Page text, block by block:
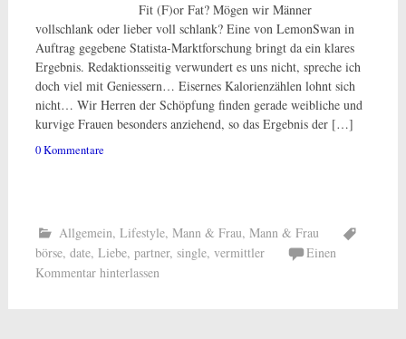
Fit (F)or Fat? Mögen wir Männer
vollschlank oder lieber voll schlank? Eine von LemonSwan in
Auftrag gegebene Statista-Marktforschung bringt da ein klares
Ergebnis. Redaktionsseitig verwundert es uns nicht, spreche ich
doch viel mit Geniessern… Eisernes Kalorienzählen lohnt sich
nicht… Wir Herren der Schöpfung finden gerade weibliche und
kurvige Frauen besonders anziehend, so das Ergebnis der […]
0 Kommentare
Allgemein, Lifestyle, Mann & Frau, Mann & Frau
börse, date, Liebe, partner, single, vermittler
Einen
Kommentar hinterlassen